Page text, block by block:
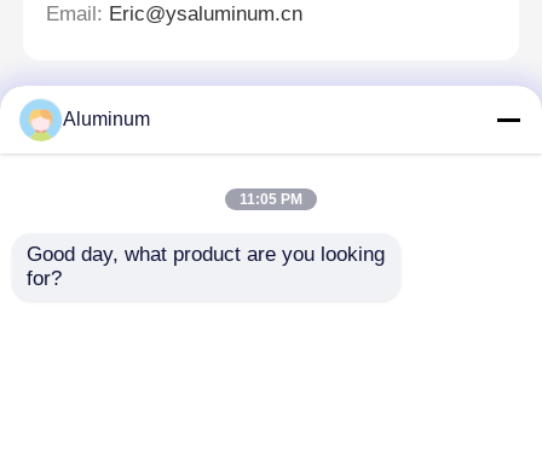
Email: Eric@ysaluminum.cn
เราจะโทรกลับหาคุณเร็ว ๆ นี้!
Aluminum
11:05 PM
Good day, what product are you looking
for?